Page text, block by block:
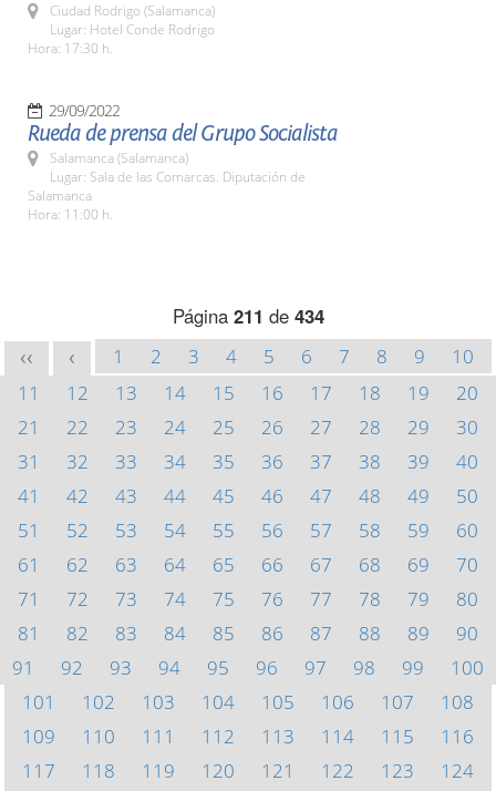
Ciudad Rodrigo (Salamanca)
Lugar: Hotel Conde Rodrigo
Hora: 17:30 h.
29/09/2022
Rueda de prensa del Grupo Socialista
Salamanca (Salamanca)
Lugar: Sala de las Comarcas. Diputación de
Salamanca
Hora: 11:00 h.
Página 211 de 434
<< < 1 2 3 4 5 6 7 8 9
10
11
12 13 14 15 16 17 18 19
20
21
22 23 24 25 26 27 28 29
30
31
32 33 34 35 36 37 38 39
40
41
42 43 44 45 46 47 48 49
50
51
52 53 54 55 56 57 58 59
60
61
62 63 64 65 66 67 68 69
70
71
72 73 74 75 76 77 78 79
80
81
82 83 84 85 86 87 88 89
90
91
92 93 94 95 96 97 98 99
100
101
102 103 104 105 106 107
108
109
110 111 112 113 114 115
116
117
118 119 120 121 122 123
124